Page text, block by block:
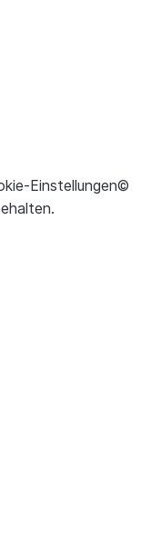
Einstellungen©
.